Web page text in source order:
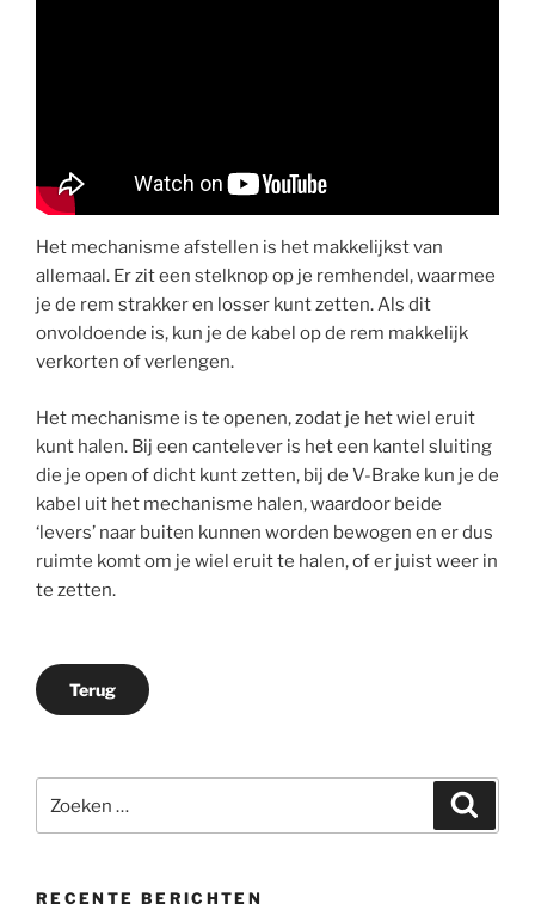
Het mechanisme afstellen is het makkelijkst van
allemaal. Er zit een stelknop op je remhendel, waarmee
je de rem strakker en losser kunt zetten. Als dit
onvoldoende is, kun je de kabel op de rem makkelijk
verkorten of verlengen.
Het mechanisme is te openen, zodat je het wiel eruit
kunt halen. Bij een cantelever is het een kantel sluiting
die je open of dicht kunt zetten, bij de V-Brake kun je de
kabel uit het mechanisme halen, waardoor beide
‘levers’ naar buiten kunnen worden bewogen en er dus
ruimte komt om je wiel eruit te halen, of er juist weer in
te zetten.
Terug
naar:
RECENTE BERICHTEN